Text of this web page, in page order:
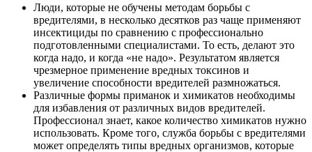
Люди, которые не обучены методам борьбы с
вредителями, в несколько десятков раз чаще применяют
инсектициды по сравнению с профессионально
подготовленными специалистами. То есть, делают это
когда надо, и когда «не надо». Результатом является
чрезмерное применение вредных токсинов и
увеличение способности вредителей размножаться.
Различные формы приманок и химикатов необходимы
для избавления от различных видов вредителей.
Профессионал знает, какое количество химикатов нужно
использовать. Кроме того, служба борьбы с вредителями
может определять типы вредных организмов, которые